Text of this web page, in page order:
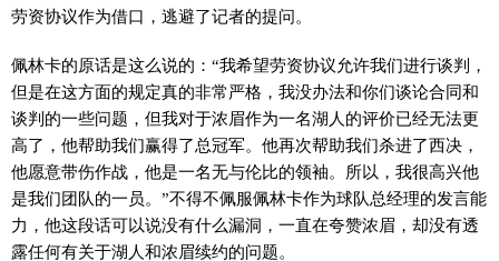
劳资协议作为借口，逃避了记者的提问。
佩林卡的原话是这么说的：“我希望劳资协议允许我们进行谈判，
但是在这方面的规定真的非常严格，我没办法和你们谈论合同和
谈判的一些问题，但我对于浓眉作为一名湖人的评价已经无法更
高了，他帮助我们赢得了总冠军。他再次帮助我们杀进了西决，
他愿意带伤作战，他是一名无与伦比的领袖。所以，我很高兴他
是我们团队的一员。”不得不佩服佩林卡作为球队总经理的发言能
力，他这段话可以说没有什么漏洞，一直在夸赞浓眉，却没有透
露任何有关于湖人和浓眉续约的问题。